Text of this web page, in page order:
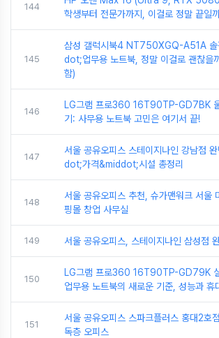
144
학생부터 전문가까지, 이걸로 정말 끝일
145
삼성 갤럭시북4 NT750XGQ-A51A 솔
dot;업무용 노트북, 정말 이걸로 괜찮을
함)
146
LG그램 프로360 16T90TP-GD7BK
기: 사무용 노트북 고민은 여기서 끝!
147
서울 공유오피스 스테이지나인 강남점
dot;가격&middot;시설 총정리
148
서울 공유오피스 추천, 슈가맨워크 서울
핑몰 창업 사무실
149 서울 공유오피스, 스테이지나인 삼성점
150
LG그램 프로360 16T90TP-GD79K
업무용 노트북의 새로운 기준, 성능과 휴
151
서울 공유오피스 스파크플러스 홍대2호
독층 오피스